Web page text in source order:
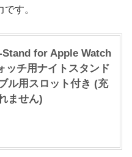
す。
for Apple Watch
ッチ用ナイトスタンド
ル用スロット付き (充
ません)